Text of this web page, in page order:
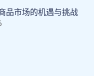
品市场的机遇与挑战